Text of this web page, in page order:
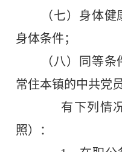
（七）身体
身体条件；
（八）同等
常住本镇的中共党员
有下列情况
照）：